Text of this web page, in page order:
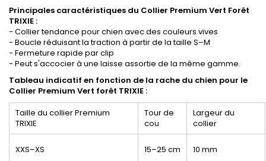
Principales caractéristiques du Collier Premium Vert Forêt
TRIXIE :
- Collier tendance pour chien avec des couleurs vives
- Boucle réduisant la traction à partir de la taille S–M
- Fermeture rapide par clip
- Peut s'accocier à une laisse assortie de la même gamme.
Tableau indicatif en fonction de la rache du chien pour le
Collier Premium Vert forêt TRIXIE :
Taille du collier Premium
TRIXIE
Tour de
cou
Largeur du
collier
XXS–XS 15–25 cm 10 mm